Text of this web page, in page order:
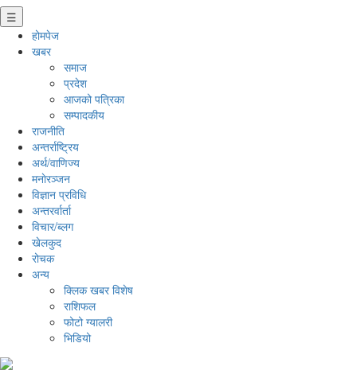
☰
होमपेज
खबर
समाज
प्रदेश
आजको पत्रिका
सम्पादकीय
राजनीति
अन्तर्राष्ट्रिय
अर्थ/वाणिज्य
मनाेरञ्जन
विज्ञान प्रविधि
अन्तरर्वार्ता
विचार/ब्लग
खेलकुद
रोचक
अन्य
क्लिक खबर विशेष
राशिफल
फोटो ग्यालरी
भिडियो